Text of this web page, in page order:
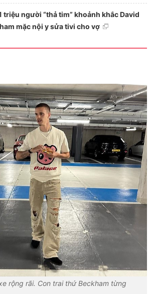
triệu người “thả tim” khoảnh khắc David
mặc nội y sửa tivi cho vợ
rộng rãi. Con trai thứ Beckham từng